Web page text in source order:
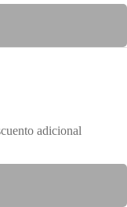
adicional